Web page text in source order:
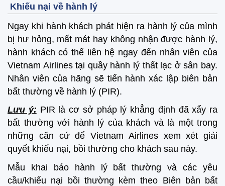
Khiếu nại về hành lý
Ngay khi hành khách phát hiện ra hành lý của mình
bị hư hỏng, mất mát hay không nhận được hành lý,
hành khách có thể liên hệ ngay đến nhân viên của
Vietnam Airlines tại quầy hành lý thất lạc ở sân bay.
Nhân viên của hãng sẽ tiến hành xác lập biên bản
bất thường về hành lý (PIR).
Lưu ý: PIR là cơ sở pháp lý khẳng định đã xẩy ra
bất thường với hành lý của khách và là một trong
những căn cứ để Vietnam Airlines xem xét giải
quyết khiếu nại, bồi thường cho khách sau này.
Mẫu khai báo hành lý bất thường và các yêu
cầu/khiếu nại bồi thường kèm theo Biên bản bất